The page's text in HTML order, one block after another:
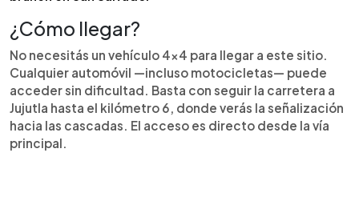
¿Cómo llegar?
No necesitás un vehículo 4x4 para llegar a este sitio.
Cualquier automóvil —incluso motocicletas— puede
acceder sin dificultad. Basta con seguir la carretera a
Jujutla hasta el kilómetro 6, donde verás la señalización
hacia las cascadas. El acceso es directo desde la vía
principal.